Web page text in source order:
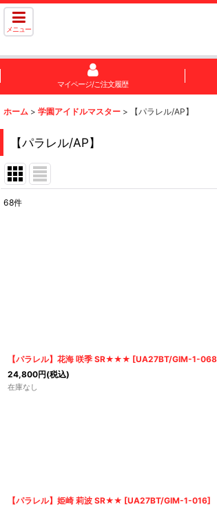
メニュー
マイページ/ご注文履歴
ホーム > 学園アイドルマスター > 【パラレル/AP】
【パラレル/AP】
68件
【パラレル】花海 咲季 SR★★★ [UA27BT/GIM-1-068
24,800円(税込)
在庫なし
【パラレル】姫崎 莉波 SR★★ [UA27BT/GIM-1-016]